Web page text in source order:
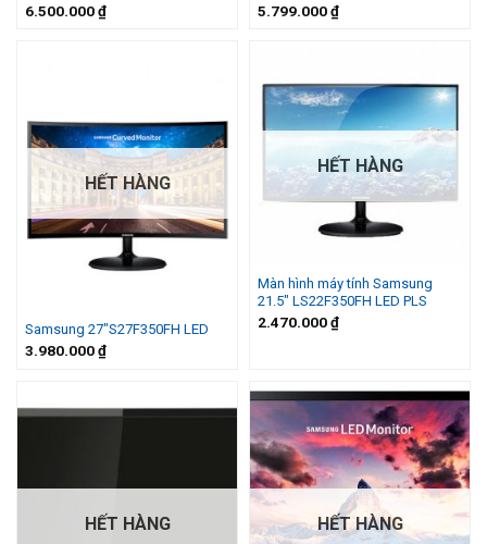
6.500.000₫ 5.799.000₫
HẾT HÀNG
Samsung 27″S27F350FH LED
3.980.000₫
HẾT HÀNG
Màn hình máy tính Samsung
21.5″ LS22F350FH LED PLS
2.470.000₫
HẾT HÀNG HẾT HÀNG